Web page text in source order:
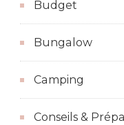
Budget
Bungalow
Camping
Conseils &